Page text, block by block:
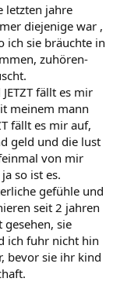
letzten jahre
diejenige war ,
ich sie bräuchte in
zuhören-
fällt es mir
meinem mann
fällt es mir auf,
geld und die lust
von mir
so ist es.
gefühle und
seit 2 jahren
sie
ich fuhr nicht hin
bevor sie ihr kind